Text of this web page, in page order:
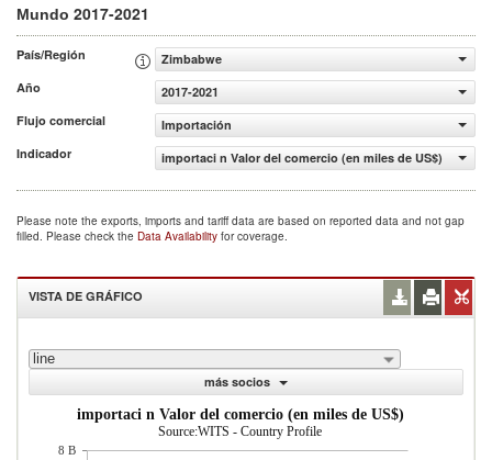
Mundo 2017-2021
País/Región
Zimbabwe
Año
2017-2021
Flujo comercial
Importación
Indicador
importaci n Valor del comercio (en miles de US$)
Please note the exports, imports and tariff data are based on reported data and not gap
filled. Please check the Data Availability for coverage.
VISTA DE GRÁFICO
line
más socios
importaci n Valor del comercio (en miles de US$)
Source:WITS - Country Profile
8 B